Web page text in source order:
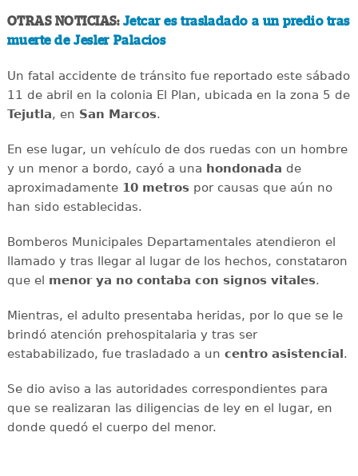
OTRAS NOTICIAS: Jetcar es trasladado a un predio tras
muerte de Jesler Palacios
Un fatal accidente de tránsito fue reportado este sábado
11 de abril en la colonia El Plan, ubicada en la zona 5 de
Tejutla, en San Marcos.
En ese lugar, un vehículo de dos ruedas con un hombre
y un menor a bordo, cayó a una hondonada de
aproximadamente 10 metrospor causas que aún no
han sido establecidas.
Bomberos Municipales Departamentales atendieron el
llamado y tras llegar al lugar de los hechos, constataron
que el menor ya no contaba con signos vitales.
Mientras, el adulto presentaba heridas, por lo que se le
brindó atención prehospitalaria y tras ser
estababilizado, fue trasladado a un centro asistencial.
Se dio aviso a las autoridades correspondientes para
que se realizaran las diligencias de ley en el lugar, en
donde quedó el cuerpo del menor.